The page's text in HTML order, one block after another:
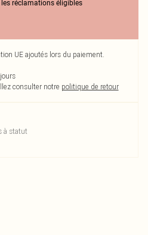
réclamations éligibles
UE ajoutés lors du paiement.
consulter notre politique de retour
à statut